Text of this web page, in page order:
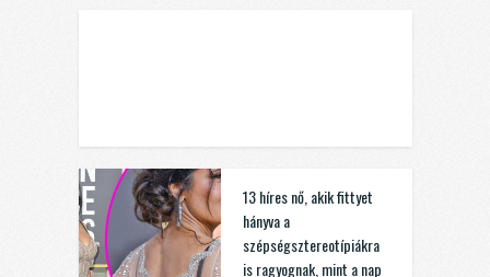
13 híres nő, akik fittyet
hányva a
szépségsztereotípiákra
is ragyognak, mint a nap